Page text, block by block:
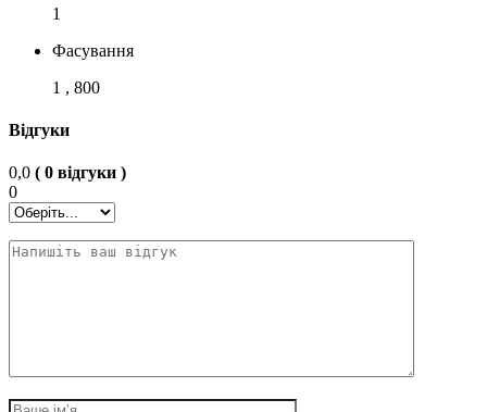
1
Фасування
1 , 800
Відгуки
0,0 ( 0 відгуки )
0